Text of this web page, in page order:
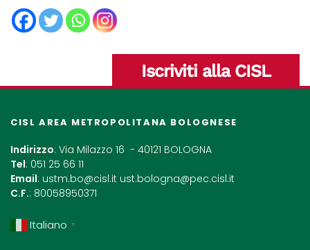
Iscriviti alla CISL
CISL AREA METROPOLITANA BOLOGNESE
Indirizzo: Via Milazzo 16 - 40121 BOLOGNA
Tel: 051 25 66 11
Email: ustm.bo@cisl.it ust.bologna@pec.cisl.it
C.F.: 80058950371
Italiano ▼